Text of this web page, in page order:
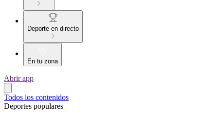
Deporte en directo
En tu zona
Abrir app
Todos los contenidos
Deportes populares